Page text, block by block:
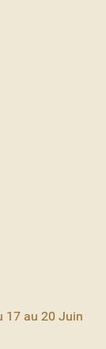
17 au 20 Juin